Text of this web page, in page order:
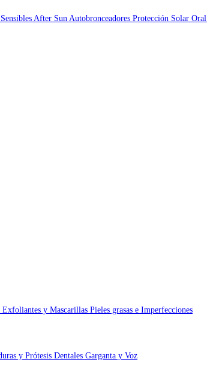
After Sun Autobronceadores Protección Solar Oral
Exfoliantes y Mascarillas Pieles grasas e Imperfecciones
y Prótesis Dentales Garganta y Voz